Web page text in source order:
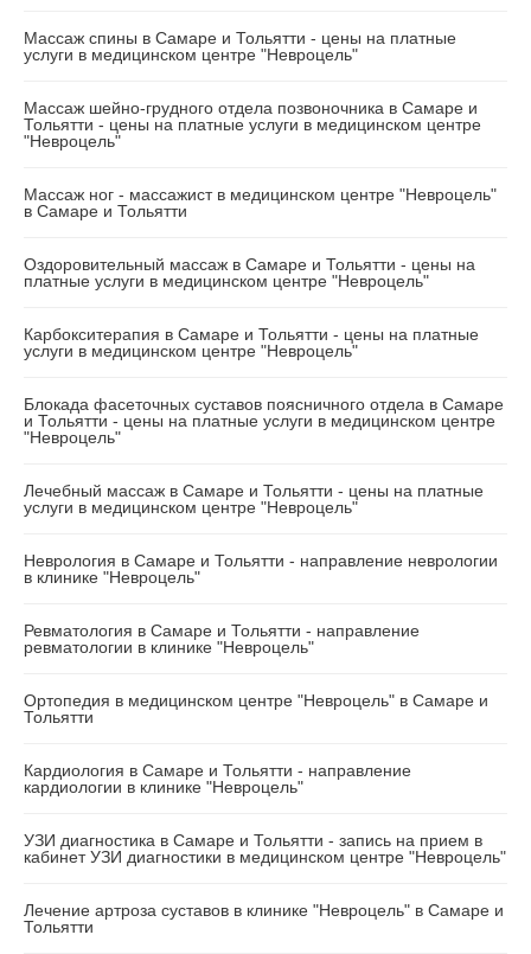
Массаж спины в Самаре и Тольятти - цены на платные
услуги в медицинском центре "Невроцель"
Массаж шейно-грудного отдела позвоночника в Самаре и
Тольятти - цены на платные услуги в медицинском центре
"Невроцель"
Массаж ног - массажист в медицинском центре "Невроцель"
в Самаре и Тольятти
Оздоровительный массаж в Самаре и Тольятти - цены на
платные услуги в медицинском центре "Невроцель"
Карбокситерапия в Самаре и Тольятти - цены на платные
услуги в медицинском центре "Невроцель"
Блокада фасеточных суставов поясничного отдела в Самаре
и Тольятти - цены на платные услуги в медицинском центре
"Невроцель"
Лечебный массаж в Самаре и Тольятти - цены на платные
услуги в медицинском центре "Невроцель"
Неврология в Самаре и Тольятти - направление неврологии
в клинике "Невроцель"
Ревматология в Самаре и Тольятти - направление
ревматологии в клинике "Невроцель"
Ортопедия в медицинском центре "Невроцель" в Самаре и
Тольятти
Кардиология в Самаре и Тольятти - направление
кардиологии в клинике "Невроцель"
УЗИ диагностика в Самаре и Тольятти - запись на прием в
кабинет УЗИ диагностики в медицинском центре "Невроцель"
Лечение артроза суставов в клинике "Невроцель" в Самаре и
Тольятти